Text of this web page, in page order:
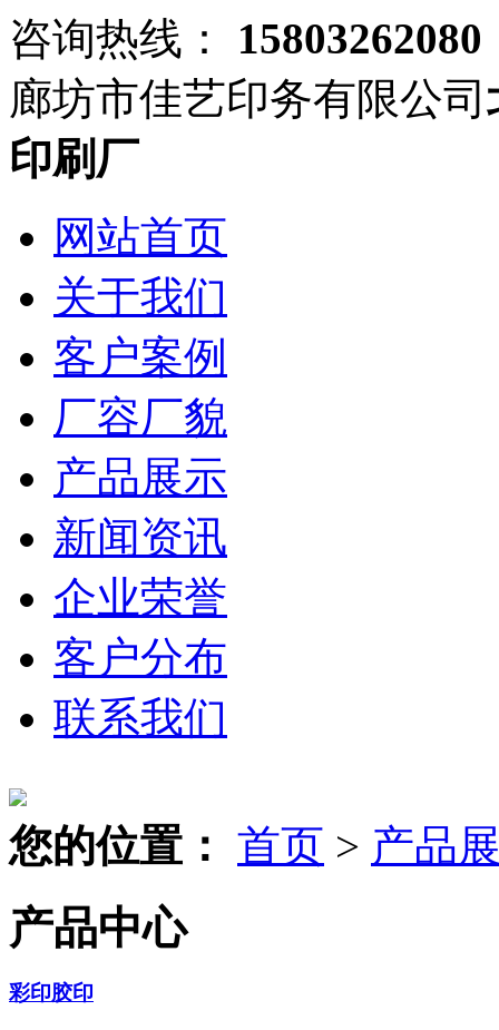
咨询热线：
15803262080
廊坊市佳艺印务有限公司
印刷厂
网站首页
关于我们
客户案例
厂容厂貌
产品展示
新闻资讯
企业荣誉
客户分布
联系我们
您的位置： 首页 > 产品
产品中心
彩印胶印